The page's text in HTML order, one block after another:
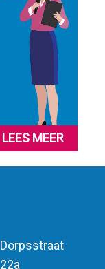
LEES MEER
Dorpsstraat
22a